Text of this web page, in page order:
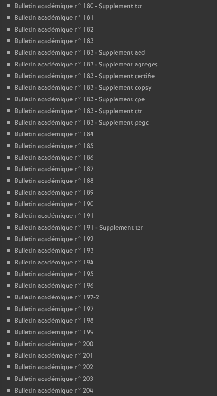
Bulletin académique n° 180 - Supplement tzr
Bulletin académique n° 181
Bulletin académique n° 182
Bulletin académique n° 183
Bulletin académique n° 183 - Supplement aed
Bulletin académique n° 183 - Supplement agreges
Bulletin académique n° 183 - Supplement certifie
Bulletin académique n° 183 - Supplement copsy
Bulletin académique n° 183 - Supplement cpe
Bulletin académique n° 183 - Supplement ctr
Bulletin académique n° 183 - Supplement pegc
Bulletin académique n° 184
Bulletin académique n° 185
Bulletin académique n° 186
Bulletin académique n° 187
Bulletin académique n° 188
Bulletin académique n° 189
Bulletin académique n° 190
Bulletin académique n° 191
Bulletin académique n° 191 - Supplement tzr
Bulletin académique n° 192
Bulletin académique n° 193
Bulletin académique n° 194
Bulletin académique n° 195
Bulletin académique n° 196
Bulletin académique n° 197-2
Bulletin académique n° 197
Bulletin académique n° 198
Bulletin académique n° 199
Bulletin académique n° 200
Bulletin académique n° 201
Bulletin académique n° 202
Bulletin académique n° 203
Bulletin académique n° 204